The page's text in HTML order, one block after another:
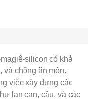
silicon có khả
và chống ăn mòn.
việc xây dựng các
lan can, cầu, và các